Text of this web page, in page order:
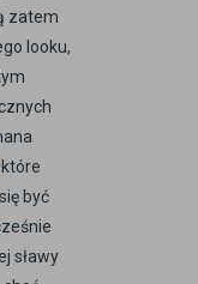
zatem
looku,
być
sławy